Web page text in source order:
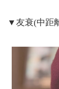
▼友衰(中距